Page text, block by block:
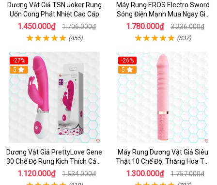
Dương Vật Giả TSN Joker Rung
Uốn Cong Phát Nhiệt Cao Cấp
1.450.000₫ 1.706.000₫
(855)
Máy Rung EROS Electro Sword
Sóng Điện Mạnh Mua Ngay Giá
Tốt
1.780.000₫ 3.236.000₫
(837)
-27%
Hot
5
Dương Vật Giả PrettyLove Gene
30 Chế Độ Rung Kích Thích Cảm
Biến Âm Thanh
1.120.000₫ 1.534.000₫
-26%
Hot
5
Máy Rung Dương Vật Giả Siêu
Thật 10 Chế Độ, Thăng Hoa Tối
Ưu
1.300.000₫ 1.757.000₫